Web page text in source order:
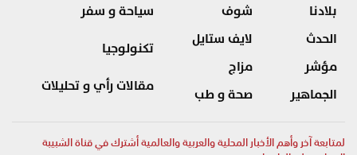
بلادنا
الحدث
مؤشر
الجماهير
شوف
لايف ستايل
مزاج
صحة و طب
سياحة و سفر
تكنولوجيا
مقالات رأي و تحليلات
لمتابعة آخر وأهم الأخبار المحلية والعربية والعالمية أشترك في قناة الشبيبة